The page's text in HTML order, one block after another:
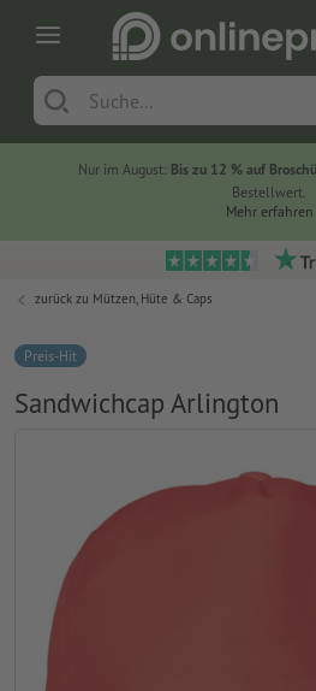
Nur im August: Bis zu 12 % auf
Bestellwert.
Mehr erfahren
zurück zu Mützen, Hüte & Caps
Preis-Hit
Sandwichcap Arlington